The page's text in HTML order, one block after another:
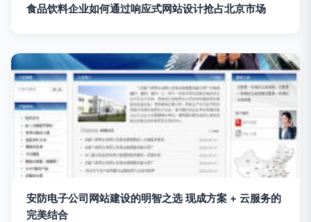
食品饮料企业如何通过响应式网站设计抢占北京市场
安防电子公司网站建设的明智之选 现成方案 + 云服务的
完美结合